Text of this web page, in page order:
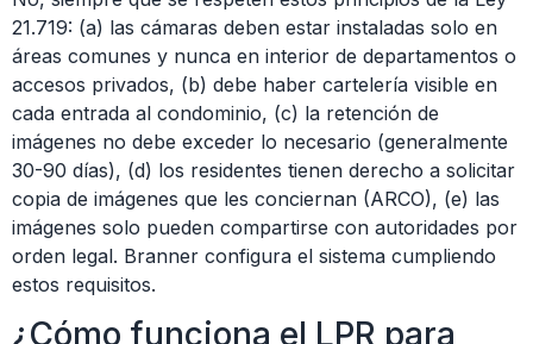
21.719: (a) las cámaras deben estar instaladas solo en
áreas comunes y nunca en interior de departamentos o
accesos privados, (b) debe haber cartelería visible en
cada entrada al condominio, (c) la retención de
imágenes no debe exceder lo necesario (generalmente
30-90 días), (d) los residentes tienen derecho a solicitar
copia de imágenes que les conciernan (ARCO), (e) las
imágenes solo pueden compartirse con autoridades por
orden legal. Branner configura el sistema cumpliendo
estos requisitos.
¿Cómo funciona el LPR para